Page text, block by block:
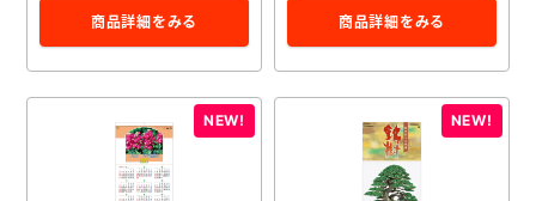
商品詳細をみる 商品詳細をみる